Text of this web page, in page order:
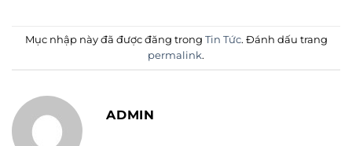
Mục nhập này đã được đăng trong Tin Tức. Đánh dấu trang
permalink.
ADMIN